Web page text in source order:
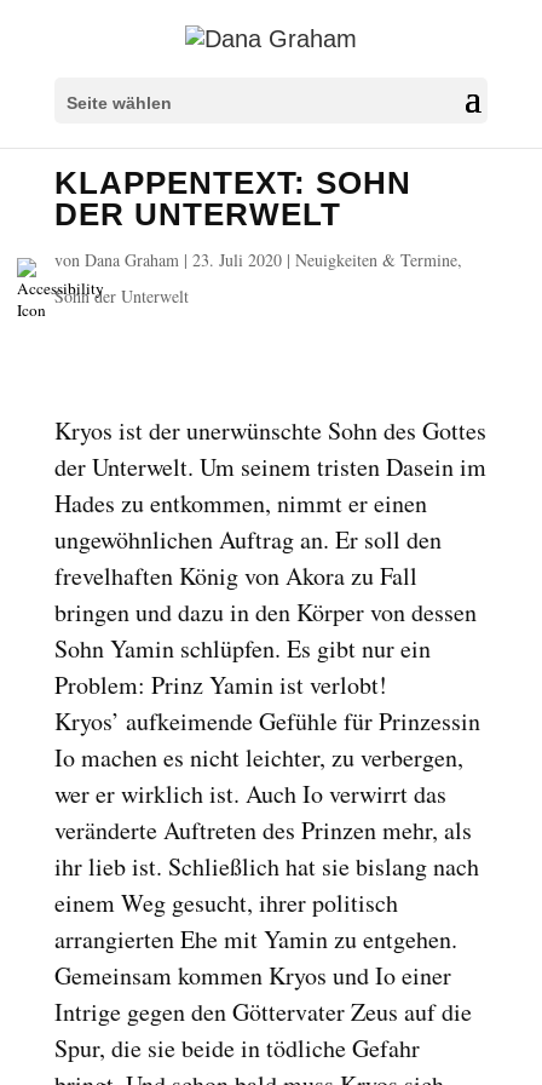
Seite wählen
KLAPPENTEXT: SOHN
DER UNTERWELT
von Dana Graham| 23. Juli 2020| Neuigkeiten & Termine,
Sohn der Unterwelt
Kryos ist der unerwünschte Sohn des Gottes
der Unterwelt. Um seinem tristen Dasein im
Hades zu entkommen, nimmt er einen
ungewöhnlichen Auftrag an. Er soll den
frevelhaften König von Akora zu Fall
bringen und dazu in den Körper von dessen
Sohn Yamin schlüpfen. Es gibt nur ein
Problem: Prinz Yamin ist verlobt!
Kryos’ aufkeimende Gefühle für Prinzessin
Io machen es nicht leichter, zu verbergen,
wer er wirklich ist. Auch Io verwirrt das
veränderte Auftreten des Prinzen mehr, als
ihr lieb ist. Schließlich hat sie bislang nach
einem Weg gesucht, ihrer politisch
arrangierten Ehe mit Yamin zu entgehen.
Gemeinsam kommen Kryos und Io einer
Intrige gegen den Göttervater Zeus auf die
Spur, die sie beide in tödliche Gefahr
Überschriften markieren
settings
zoom_out Herauszoomen
zoom_in Vergrößern
remove_circle_outline Schrift verkleinern
add_circle_outline Schrift vergrößern
brightness_low Dunkler Kontrast
format_underlined Links unterstreichen
font_download Links markieren
Reset
all
options
cached